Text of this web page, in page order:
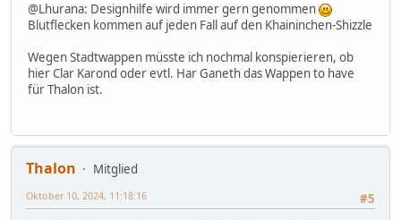
@Lhurana: Designhilfe wird immer gern genommen
Blutflecken kommen auf jeden Fall auf den Khaininchen-Shizzle
Wegen Stadtwappen müsste ich nochmal konspierieren, ob
hier Clar Karond oder evtl. Har Ganeth das Wappen to have
für Thalon ist.
Thalon
Mitglied
#5
Oktober 10, 2024, 11:18:16